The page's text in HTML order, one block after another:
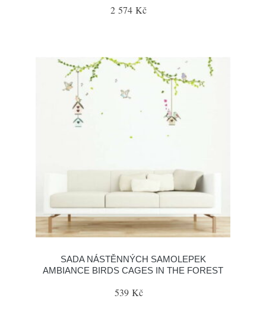
2 574 Kč
SADA NÁSTĚNNÝCH SAMOLEPEK
AMBIANCE BIRDS CAGES IN THE FOREST
539 Kč